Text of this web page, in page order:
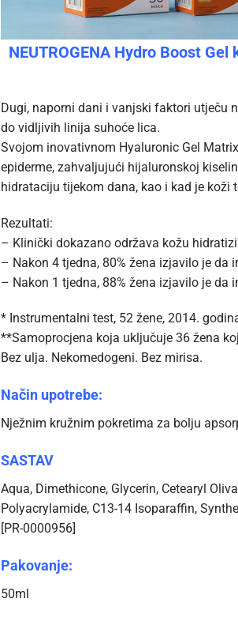
NEUTROGENA Hydro Boost
Dugi, naporni dani i vanjski faktori utječu
do vidljivih linija suhoće lica.
Svojom inovativnom Hyaluronic Gel
epiderme, zahvaljujući hijaluronskoj
hidrataciju tijekom dana, kao i kad je koži
Rezultati:
– Klinički dokazano održava kožu
– Nakon 4 tjedna, 80% žena izjavilo je da
– Nakon 1 tjedna, 88% žena izjavilo je da
* Instrumentalni test, 52 žene, 2014.
**Samoprocjena koja uključuje 36 žena
Bez ulja. Nekomedogeni. Bez mirisa.
Način upotrebe:
Nježnim kružnim pokretima za bolju
SASTAV
Aqua, Dimethicone, Glycerin, Cetearyl
Polyacrylamide, C13-14 Isoparaffin,
[PR-0000956]
Pakovanje:
50ml